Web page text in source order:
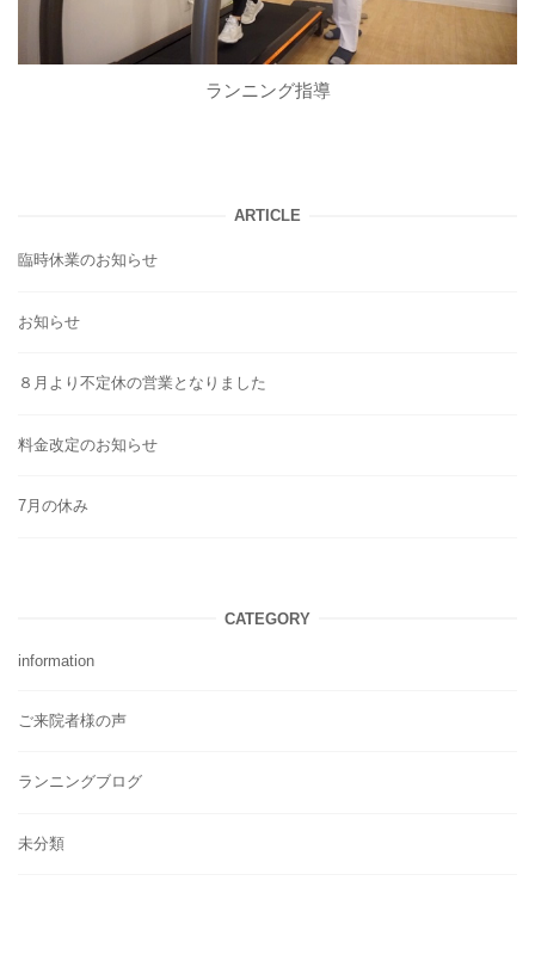
ランニング指導
ARTICLE
臨時休業のお知らせ
お知らせ
８月より不定休の営業となりました
料金改定のお知らせ
7月の休み
CATEGORY
information
ご来院者様の声
ランニングブログ
未分類